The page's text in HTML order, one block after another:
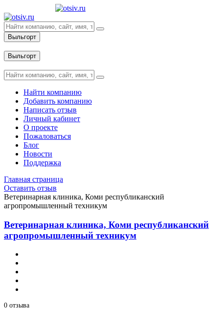
Выльгорт
Выльгорт
Найти компанию
Добавить компанию
Написать отзыв
Личный кабинет
О проекте
Пожаловаться
Блог
Новости
Поддержка
Главная страница
Оставить отзыв
Ветеринарная клиника, Коми республиканский
агропромышленный техникум
Ветеринарная клиника, Коми республиканский
агропромышленный техникум
0 отзыва